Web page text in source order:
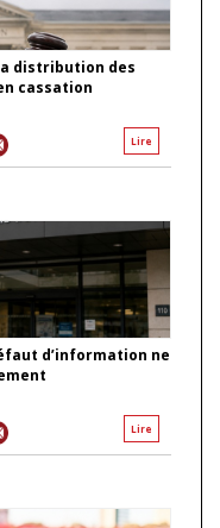
distribution des
cassation
Lire
d’information ne
Lire